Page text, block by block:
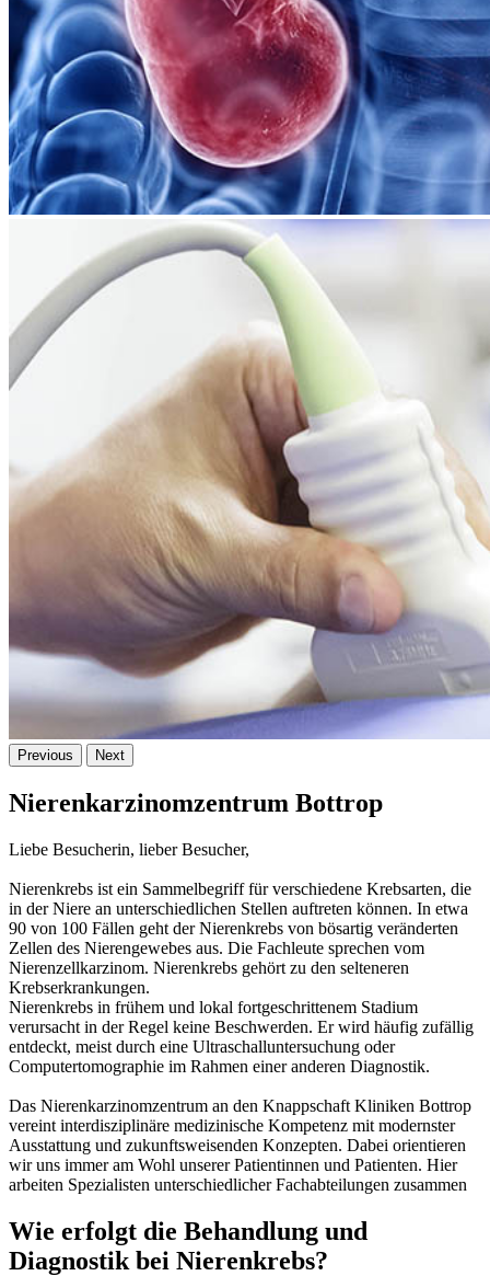
Previous Next
Nierenkarzinomzentrum Bottrop
Liebe Besucherin, lieber Besucher,
Nierenkrebs ist ein Sammelbegriff für verschiedene Krebsarten, die
in der Niere an unterschiedlichen Stellen auftreten können. In etwa
90 von 100 Fällen geht der Nierenkrebs von bösartig veränderten
Zellen des Nierengewebes aus. Die Fachleute sprechen vom
Nierenzellkarzinom. Nierenkrebs gehört zu den selteneren
Krebserkrankungen.
Nierenkrebs in frühem und lokal fortgeschrittenem Stadium
verursacht in der Regel keine Beschwerden. Er wird häufig zufällig
entdeckt, meist durch eine Ultraschalluntersuchung oder
Computertomographie im Rahmen einer anderen Diagnostik.
Das Nierenkarzinomzentrum an den Knappschaft Kliniken Bottrop
vereint interdisziplinäre medizinische Kompetenz mit modernster
Ausstattung und zukunftsweisenden Konzepten. Dabei orientieren
wir uns immer am Wohl unserer Patientinnen und Patienten. Hier
arbeiten Spezialisten unterschiedlicher Fachabteilungen zusammen
Wie erfolgt die Behandlung und
Diagnostik bei Nierenkrebs?